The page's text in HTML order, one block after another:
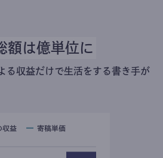
額は億単位に
収益だけで生活をする書き手が